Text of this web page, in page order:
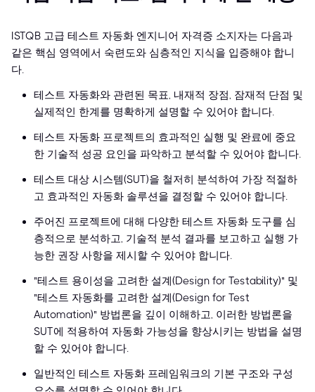
ISTQB 고급 테스트 자동화 엔지니어 자격증 소지자는 다음과
같은 핵심 영역에서 숙련도와 심층적인 지식을 입증해야 합니
다.
테스트 자동화와 관련된 목표, 내재적 장점, 잠재적 단점 및
실제적인 한계를 명확하게 설명할 수 있어야 합니다.
테스트 자동화 프로젝트의 효과적인 실행 및 완료에 중요
한 기술적 성공 요인을 파악하고 분석할 수 있어야 합니다.
테스트 대상 시스템(SUT)을 철저히 분석하여 가장 적절하
고 효과적인 자동화 솔루션을 결정할 수 있어야 합니다.
주어진 프로젝트에 대해 다양한 테스트 자동화 도구를 심
층적으로 분석하고, 기술적 분석 결과를 보고하고 실행 가
능한 권장 사항을 제시할 수 있어야 합니다.
"테스트 용이성을 고려한 설계(Design for Testability)" 및
"테스트 자동화를 고려한 설계(Design for Test
Automation)" 방법론을 깊이 이해하고, 이러한 방법론을
SUT에 적용하여 자동화 가능성을 향상시키는 방법을 설명
할 수 있어야 합니다.
일반적인 테스트 자동화 프레임워크의 기본 구조와 구성